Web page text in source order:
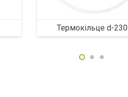
Термокільце d-230